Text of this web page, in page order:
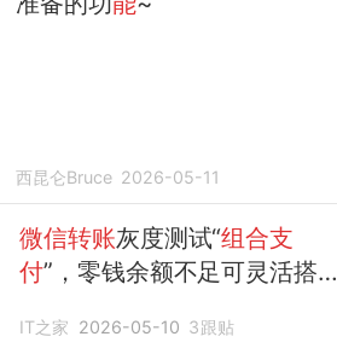
西昆仑Bruce 2026-05-11
微信转账灰度测试“组合支
付”，零钱余额不足可灵活搭配
IT之家 2026-05-10 3跟贴